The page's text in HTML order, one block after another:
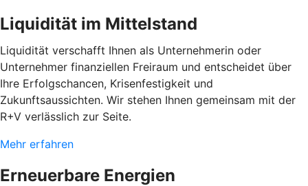
Liquidität im Mittelstand
Liquidität verschafft Ihnen als Unternehmerin oder
Unternehmer finanziellen Freiraum und entscheidet über
Ihre Erfolgschancen, Krisenfestigkeit und
Zukunftsaussichten. Wir stehen Ihnen gemeinsam mit der
R+V verlässlich zur Seite.
Mehr erfahren
Erneuerbare Energien